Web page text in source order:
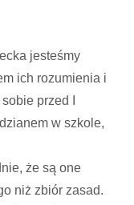
jesteśmy
ich rozumienia i
przed I
w szkole,
że są one
niż zbiór zasad.